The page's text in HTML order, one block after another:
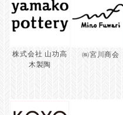
株式会社 山功高
木製陶
㈱宮川商会